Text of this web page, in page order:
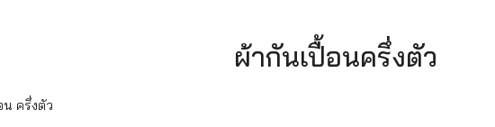
ผ้ากันเปื้อนครึ่งตัว
น ครึ่งตัว